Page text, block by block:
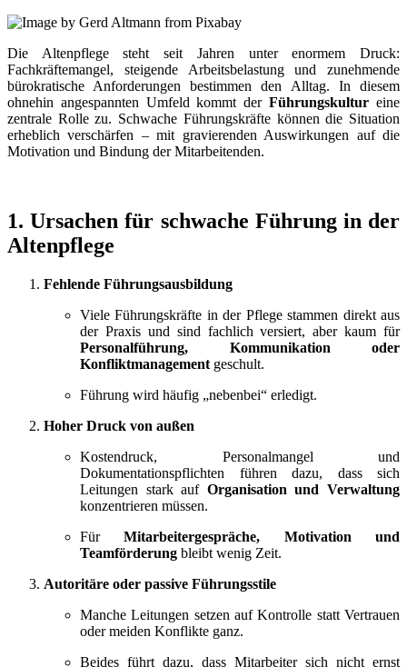
Die Altenpflege steht seit Jahren unter enormem Druck:
Fachkräftemangel, steigende Arbeitsbelastung und zunehmende
bürokratische Anforderungen bestimmen den Alltag. In diesem
ohnehin angespannten Umfeld kommt derFührungskultur eine
zentrale Rolle zu. Schwache Führungskräfte können die Situation
erheblich verschärfen – mit gravierenden Auswirkungen auf die
Motivation und Bindung der Mitarbeitenden.
1. Ursachen für schwache Führung in der
Altenpflege
Fehlende Führungsausbildung
Viele Führungskräfte in der Pflege stammen direkt aus
der Praxis und sind fachlich versiert, aber kaum für
Personalführung, Kommunikation oder
Konfliktmanagement geschult.
Führung wird häufig „nebenbei“ erledigt.
Hoher Druck von außen
Kostendruck, Personalmangel und
Dokumentationspflichten führen dazu, dass sich
Leitungen stark auf Organisation und Verwaltung
konzentrieren müssen.
FürMitarbeitergespräche, Motivation und
Teamförderung bleibt wenig Zeit.
Autoritäre oder passive Führungsstile
Manche Leitungen setzen auf Kontrolle statt Vertrauen
oder meiden Konflikte ganz.
Beides führt dazu, dass Mitarbeiter sich nicht ernst